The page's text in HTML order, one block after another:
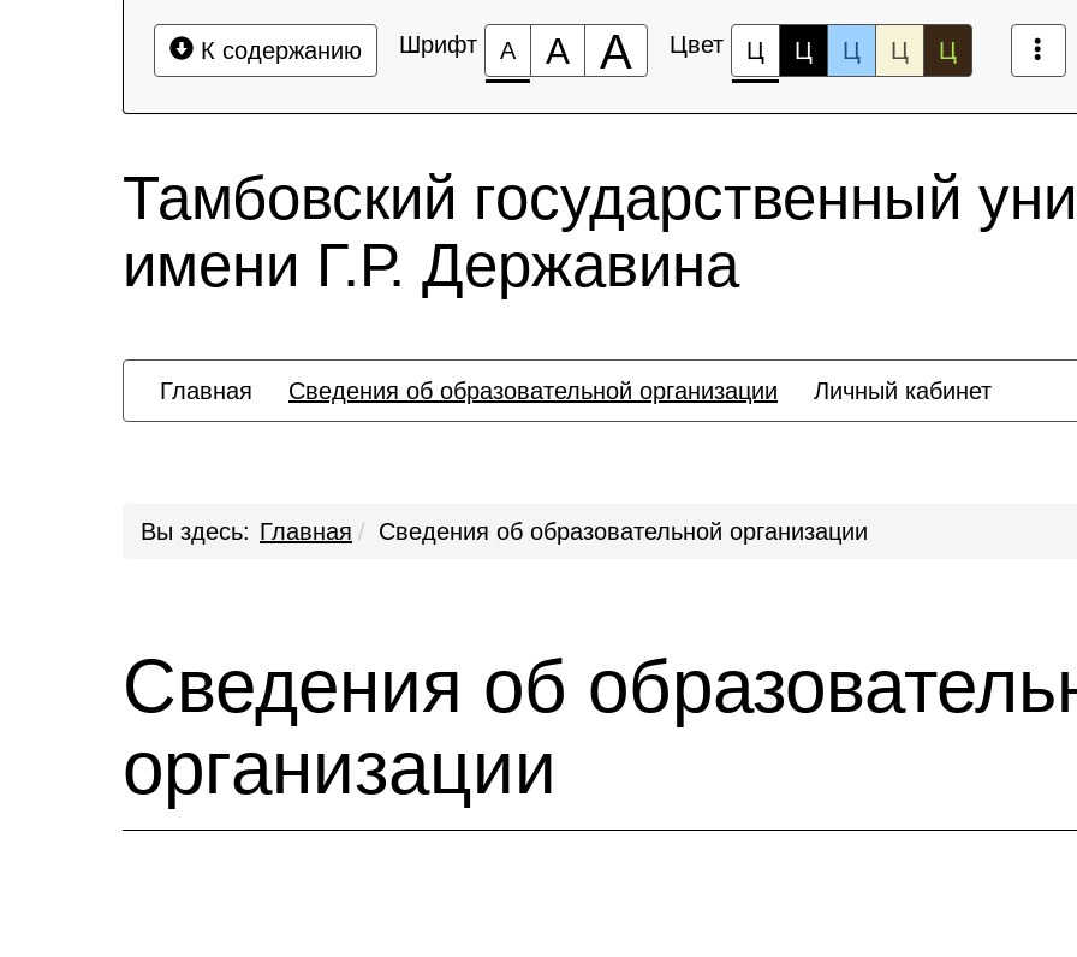
К содержанию Шрифт А А А Цвет Ц Ц Ц Ц Ц
Тамбовский государственный
имени Г.Р. Державина
Главная Сведения об образовательной организации Личный кабинет
Вы здесь: Главная Сведения об образовательной организации
Сведения об
организации